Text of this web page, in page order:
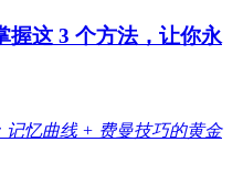
握这 3 个方法，让你永